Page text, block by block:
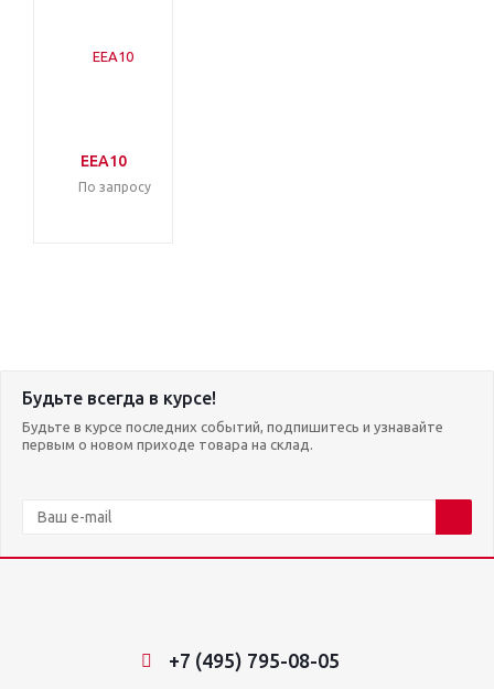
EEA10
По запросу
Будьте всегда в курсе!
Будьте в курсе последних событий, подпишитесь и узнавайте
первым о новом приходе товара на склад.
+7 (495) 795-08-05